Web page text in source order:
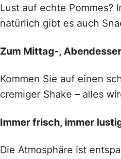
Lust auf echte Pommes?
natürlich gibt es auch
Zum Mittag-,
Kommen Sie auf einen
cremiger Shake – alles
Immer frisch, immer
Die Atmosphäre ist